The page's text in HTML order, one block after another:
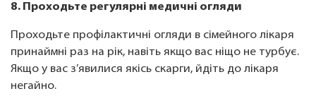
8. Проходьте регулярні медичні огляди
Проходьте профілактичні огляди в сімейного лікаря
принаймні раз на рік, навіть якщо вас ніщо не турбує.
Якщо у вас з’явилися якісь скарги, йдіть до лікаря
негайно.